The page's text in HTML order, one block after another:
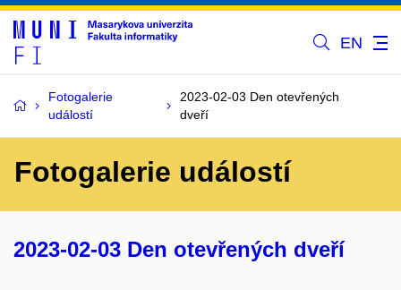
EN
Fotogalerie
událostí
2023-02-03 Den otevřených
dveří
Fotogalerie událostí
2023-02-03 Den otevřených dveří